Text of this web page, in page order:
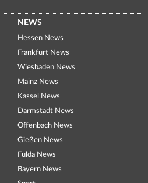
NEWS
Hessen News
Frankfurt News
Wiesbaden News
Mainz News
Kassel News
Darmstadt News
Offenbach News
Gießen News
Fulda News
Bayern News